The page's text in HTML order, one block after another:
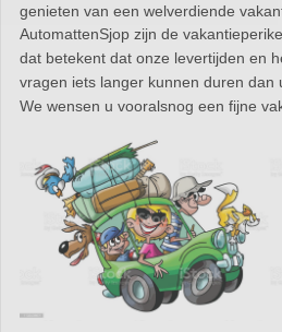
DS7
Rubber automatten voor
de DS7 zorgen voor een
fris en schoon interieur van
de auto. Automatten van
rubber hebben rondom een
opstaande rand. Hierdoor
genieten van een welverdiende
AutomattenSjop zijn de
dat betekent dat onze levertijden en
vragen iets langer kunnen duren dan
We wensen u vooralsnog een fijne